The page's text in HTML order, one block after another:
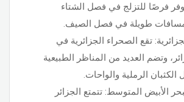
فرصًا للتزلج في فصل الشتاء
طويلة في فصل الصيف.
تقع الصحراء الجزائرية في
وتضم العديد من المناظر الطبيعية
الكثبان الرملية والواحات.
الأبيض المتوسط: تتمتع الجزائر